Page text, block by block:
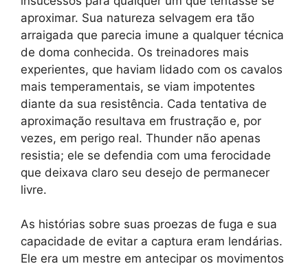
aproximar. Sua natureza selvagem era tão
arraigada que parecia imune a qualquer técnica
de doma conhecida. Os treinadores mais
experientes, que haviam lidado com os cavalos
mais temperamentais, se viam impotentes
diante da sua resistência. Cada tentativa de
aproximação resultava em frustração e, por
vezes, em perigo real. Thunder não apenas
resistia; ele se defendia com uma ferocidade
que deixava claro seu desejo de permanecer
livre.
As histórias sobre suas proezas de fuga e sua
capacidade de evitar a captura eram lendárias.
Ele era um mestre em antecipar os movimentos